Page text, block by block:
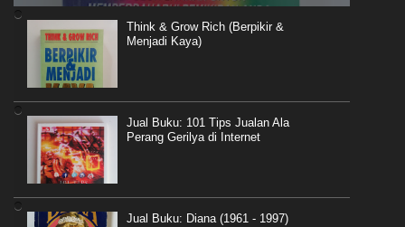
Think & Grow Rich (Berpikir &
Menjadi Kaya)
Jual Buku: 101 Tips Jualan Ala
Perang Gerilya di Internet
Jual Buku: Diana (1961 - 1997)